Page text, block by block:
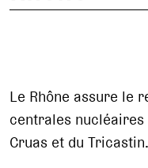
Le Rhône assure le
centrales nucléaires
Cruas et du Tricastin.